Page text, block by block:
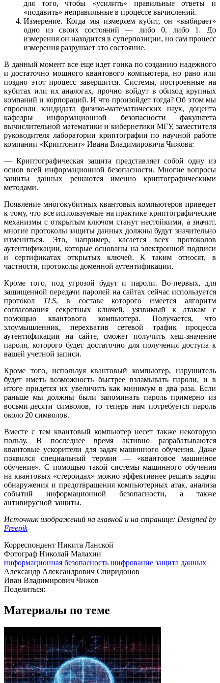
для того, чтобы «усилить» правильные ответы и
«подавить» неправильные в процессе вычислений.
Измерение. Когда мы измеряем кубит, он «выбирает»
одно из своих состояний — либо 0, либо 1. До
измерения он находится в суперпозиции, но сам процесс
измерения разрушает это состояние.
В данный момент все еще идет гонка по созданию надежного
и достаточно мощного квантового компьютера, но рано или
поздно этот процесс завершится. Системы, построенные на
кубитах или их аналогах, прочно войдут в обиход крупных
компаний и корпораций. И что произойдет тогда? Об этом мы
спросили кандидата физико-математических наук, доцента
кафедры информационной безопасности факультета
вычислительной математики и кибернетики МГУ, заместителя
руководителя лаборатории криптографии по научной работе
компании «Криптонит» Ивана Владимировича Чижова:
— Криптографическая защита представляет собой одну из
основ всей информационной безопасности. Многие вопросы
защиты данных решаются именно криптографическими
методами.
Появление многокубитных квантовых компьютеров приведет
к тому, что все используемые на практике криптографические
механизмы с открытым ключом станут нестойкими, а значит,
многие протоколы защиты данных должны будут значительно
измениться. Это, например, касается всех протоколов
аутентификации, которые основаны на электронной подписи
и сертификатах открытых ключей. К таким относят, в
частности, протоколы доменной аутентификации.
Кроме того, под угрозой будут и пароли. Во-первых, для
защищенной передачи паролей на сайтах сейчас используется
протокол TLS, в составе которого имеется алгоритм
согласования секретных ключей, уязвимый к атакам с
помощью квантового компьютера. Получается, что
злоумышленник, перехватив сетевой трафик процесса
аутентификации на сайте, сможет получить хеш-значение
пароля, которого будет достаточно для получения доступа к
вашей учетной записи.
Кроме того, используя квантовый компьютер, нарушитель
будет иметь возможность быстрее взламывать пароли, и в
итоге придется их увеличить как минимум в два раза. Если
раньше мы должны были запоминать пароль примерно из
восьми-десяти символов, то теперь нам потребуется пароль
около 20 символов.
Вместе с тем квантовый компьютер несет также некоторую
пользу. В последнее время активно разрабатываются
квантовые ускорители для задач машинного обучения. Даже
появился специальный термин — «квантовое машинное
обучение». С помощью такой системы машинного обучения
на квантовых «стероидах» можно эффективнее решать задачи
обнаружения и предотвращения компьютерных атак, анализа
событий информационной безопасности, а также
антивирусной защиты.
Источник изображений на главной и на странице: Designed by
Freepik
Корреспондент Никита Ланской
Фотограф Николай Малахин
информационная безопасность шифрование защита данных
Александр Александрович Спиридонов
Иван Владимирович Чижов
Поделиться:
Материалы по теме